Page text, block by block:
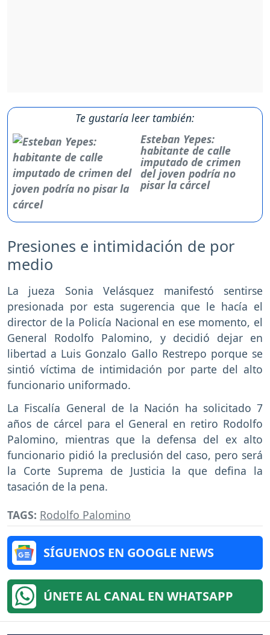
Te gustaría leer también:
Esteban Yepes:
habitante de calle
imputado de crimen
del joven podría no
pisar la cárcel
Presiones e intimidación de por
medio
La jueza Sonia Velásquez manifestó sentirse
presionada por esta sugerencia que le hacía el
director de la Policía Nacional en ese momento, el
General Rodolfo Palomino, y decidió dejar en
libertad a Luis Gonzalo Gallo Restrepo porque se
sintió víctima de intimidación por parte del alto
funcionario uniformado.
La Fiscalía General de la Nación ha solicitado 7
años de cárcel para el General en retiro Rodolfo
Palomino, mientras que la defensa del ex alto
funcionario pidió la preclusión del caso, pero será
la Corte Suprema de Justicia la que defina la
tasación de la pena.
TAGS: Rodolfo Palomino
SÍGUENOS EN GOOGLE NEWS
ÚNETE AL CANAL EN WHATSAPP